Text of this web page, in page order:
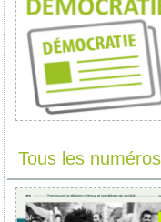
Tous les numéros